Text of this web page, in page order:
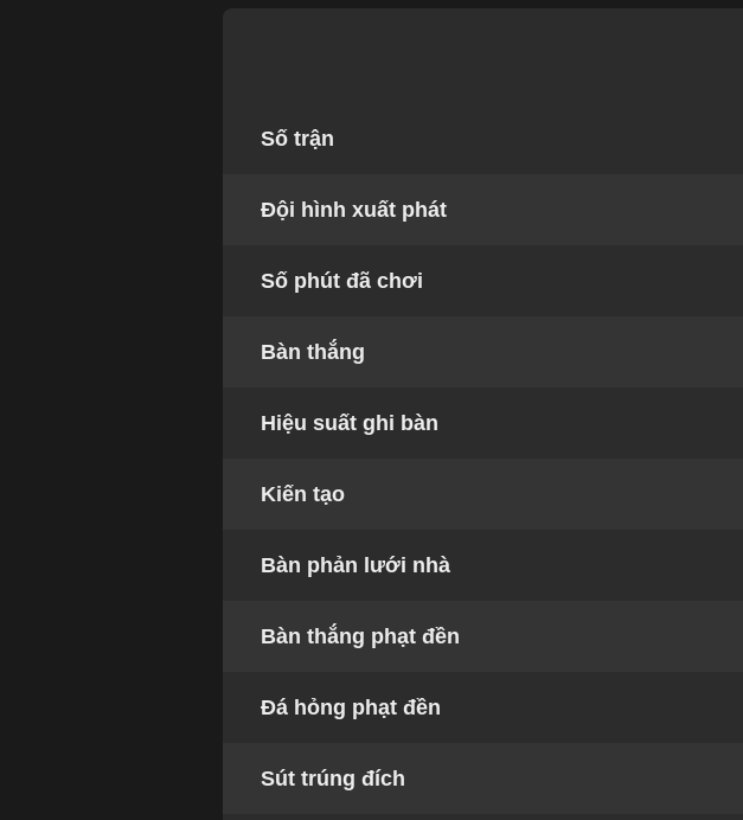
Số trận
Đội hình xuất phát
Số phút đã chơi
Bàn thắng
Hiệu suất ghi bàn
Kiến tạo
Bàn phản lưới nhà
Bàn thắng phạt đền
Đá hỏng phạt đền
Sút trúng đích